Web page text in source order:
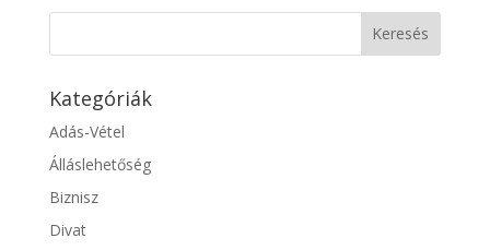
Kategóriák
Adás-Vétel
Álláslehetőség
Biznisz
Divat